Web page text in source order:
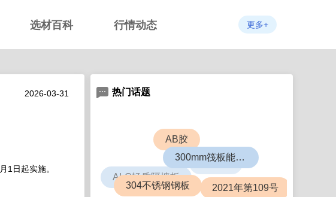
选材百科 行情动态 更多+
2026-03-31
月 1 日起实施。
热门话题
2021年第109号
300mm筏板能盖几层楼
304不锈钢钢板
ABS板
AB胶
ALC轻质隔墙板